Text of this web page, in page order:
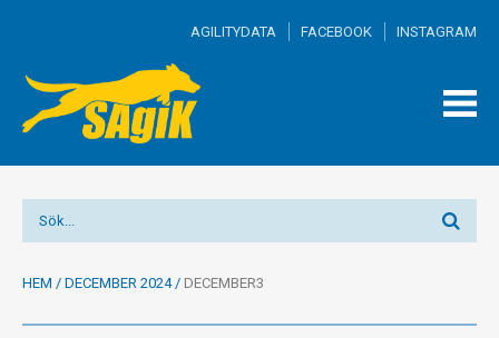
AGILITYDATA FACEBOOK INSTAGRAM
HEM / DECEMBER 2024/ DECEMBER3